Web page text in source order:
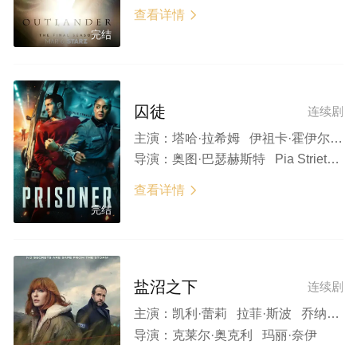
完结
查看详情 
完结
连续剧
囚徒
主演： 塔哈·拉希姆 伊祖卡·霍伊尔 Jessica Barker-Wren 丹尼尔·贝茨 芬恩·本尼特 乔丹·朗 斯蒂文·埃尔德 Adil Akram 埃迪·马森
导演： 奥图·巴瑟赫斯特 Pia Strietmann
查看详情 
连续剧
盐沼之下
主演： 凯利·蕾莉 拉菲·斯波 乔纳森·普雷斯 娜奥米·杨 哈利·劳蒂 朱利安·刘易斯·琼斯 拉维·穆尔塔尼 萨缪尔·W·霍奇森 奈杰尔·詹姆斯·布拉德利 英迪尔·马伦 塞塔·因德尼
导演： 克莱尔·奥克利 玛丽·奈伊